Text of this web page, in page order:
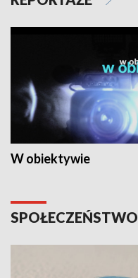
W obiektywie
SPOŁECZEŃSTWO